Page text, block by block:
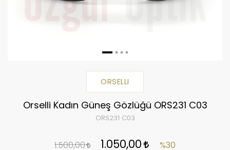
ORSELLI
Orselli Kadın Güneş Gözlüğü ORS231 C03
ORS231 C03
1.500,00 1.050,00 %30